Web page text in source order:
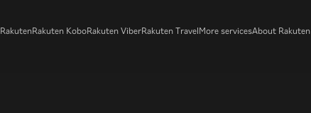
RakutenRakuten KoboRakuten ViberRakuten TravelMore servicesAbout Rakuten